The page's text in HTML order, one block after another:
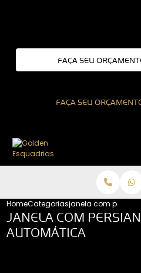
FAÇA SEU
FAÇA SEU
HomeCategoriasjanela com
JANELA COM
AUTOMÁTICA